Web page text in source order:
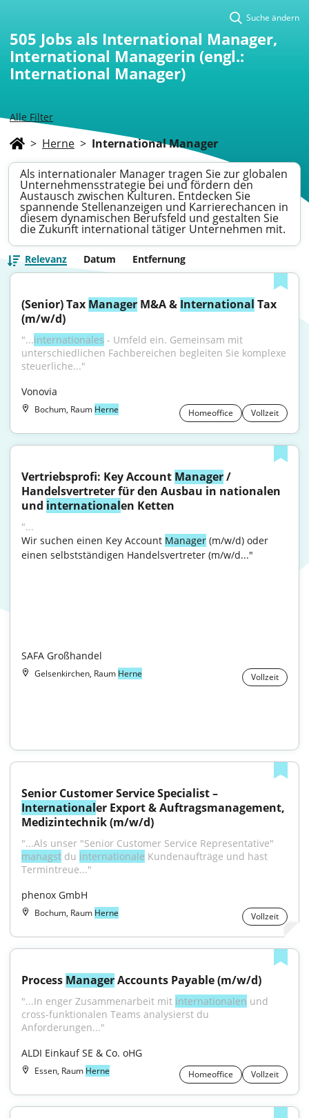
Alle Filter
Suche ändern
505 Jobs als International Manager,
International Managerin (engl.:
International Manager)
> Herne > International Manager
Als internationaler Manager tragen Sie zur globalen
Unternehmensstrategie bei und fördern den
Austausch zwischen Kulturen. Entdecken Sie
spannende Stellenanzeigen und Karrierechancen in
diesem dynamischen Berufsfeld und gestalten Sie
die Zukunft international tätiger Unternehmen mit.
Relevanz Datum Entfernung
(Senior) Tax Manager M&A & International Tax
(m/w/d)
"...internationales - Umfeld ein. Gemeinsam mit
unterschiedlichen Fachbereichen begleiten Sie komplexe
steuerliche..."
Vonovia
Bochum, Raum Herne Homeoffice Vollzeit
Vertriebsprofi: Key Account Manager /
Handelsvertreter für den Ausbau in nationalen
und internationalen Ketten
"...
Wir suchen einen Key Account Manager (m/w/d) oder
einen selbstständigen Handelsvertreter (m/w/d..."
SAFA Großhandel
Gelsenkirchen, Raum Herne Vollzeit
Internationaler Export & Auftragsmanagement,
Medizintechnik (m/w/d)
managst du internationale Kundenaufträge und hast
Termintreue..."
phenox GmbH
Bochum, Raum Herne Vollzeit
Process Manager Accounts Payable (m/w/d)
"...In enger Zusammenarbeit mit internationalen und
cross-funktionalen Teams analysierst du
Anforderungen..."
ALDI Einkauf SE & Co. oHG
Essen, Raum Herne Homeoffice Vollzeit